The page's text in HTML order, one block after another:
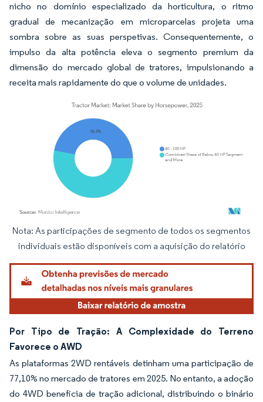
nicho no domínio especializado da horticultura, o ritmo
gradual de mecanização em microparcelas projeta uma
sombra sobre as suas perspetivas. Consequentemente, o
impulso da alta potência eleva o segmento premium da
dimensão do mercado global de tratores, impulsionando a
receita mais rapidamente do que o volume de unidades.
Imagem © Mordor Intelligence. O reuso requer atribuição conforme CC BY 4.0.
Nota: As participações de segmento de todos os segmentos
individuais estão disponíveis com a aquisição do relatório
Por Tipo de Tração: A Complexidade do Terreno
Favorece o AWD
As plataformas 2WD rentáveis detinham uma participação de
77,10% no mercado de tratores em 2025. No entanto, a adoção
do 4WD beneficia de tração adicional, distribuindo o binário